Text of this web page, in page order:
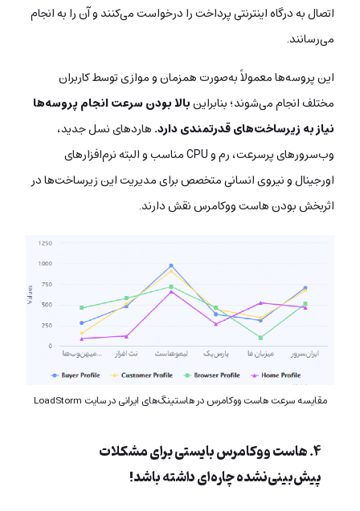
اتصال به درگاه اینترنتی پرداخت را درخواست می‌کنند و آن را به انجام
می‌رسانند.
این پروسه‌ها معمولاً به‌صورت همزمان و موازی توسط کاربران
مختلف انجام می‌شوند؛ بنابراینبالا بودن سرعت انجام پروسه‌ها
نیاز به زیرساخت‌های قدرتمندی دارد.هاردهای نسل جدید،
وب‌سرورهای پرسرعت، رم و CPU مناسب و البته‌ نرم‌افزارهای
اورجینال و نیروی انسانی متخصص برای مدیریت این زیرساخت‌ها در
اثربخش بودن هاست ووکامرس نقش دارند.
مقایسه سرعت هاست ووکامرس در هاستینگ‌های ایرانی در سایت LoadStorm
۴. هاست ووکامرس بایستی برای مشکلات
پیش‌بینی‌نشده چاره‌ای داشته باشد!